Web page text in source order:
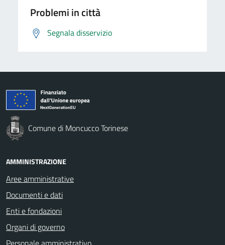
Problemi in città
Segnala disservizio
Comune di Moncucco Torinese
AMMINISTRAZIONE
Aree amministrative
Documenti e dati
Enti e fondazioni
Organi di governo